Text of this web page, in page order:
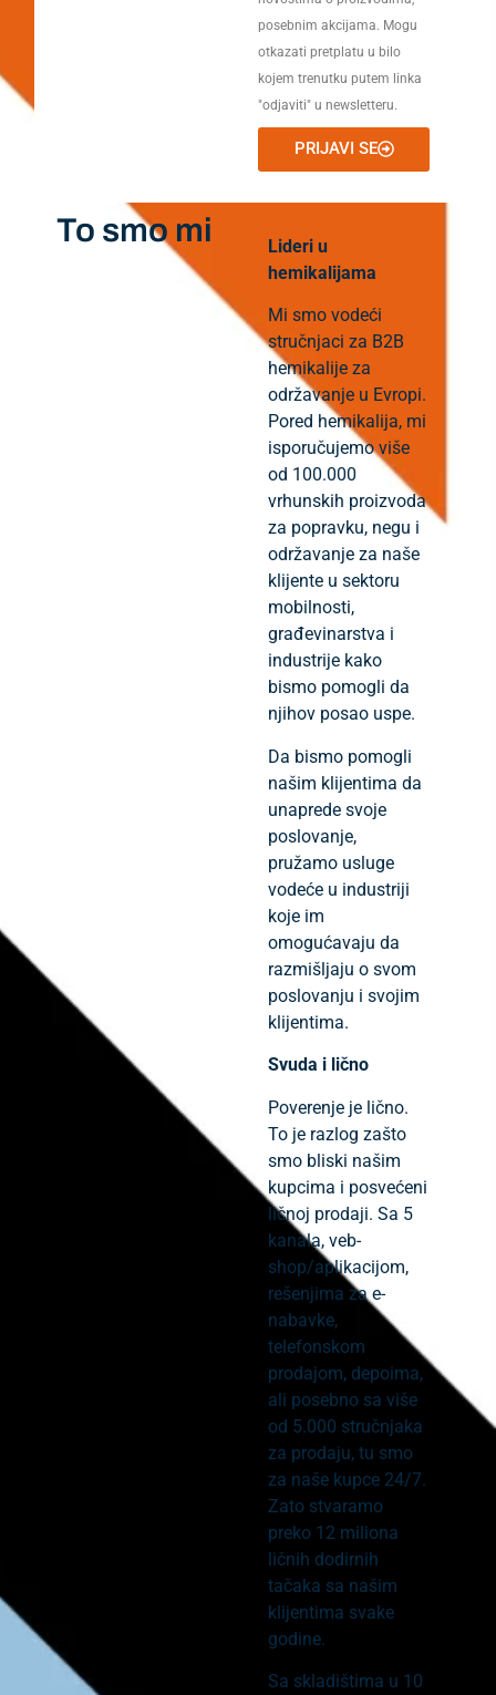
posebnim akcijama. Mogu
otkazati pretplatu u bilo
kojem trenutku putem linka
"odjaviti" u newsletteru.
PRIJAVI SE
To smo mi
Lideri u
hemikalijama
Mi smo vodeći
stručnjaci za B2B
hemikalije za
održavanje u Evropi.
Pored hemikalija, mi
isporučujemo više
od 100.000
vrhunskih proizvoda
za popravku, negu i
održavanje za naše
klijente u sektoru
mobilnosti,
građevinarstva i
industrije kako
bismo pomogli da
njihov posao uspe.
Da bismo pomogli
našim klijentima da
unaprede svoje
poslovanje,
pružamo usluge
vodeće u industriji
koje im
omogućavaju da
razmišljaju o svom
poslovanju i svojim
klijentima.
Svuda i lično
Poverenje je lično.
To je razlog zašto
smo bliski našim
kupcima i posvećeni
ličnoj prodaji.Sa 5
kanala, veb-
shop/aplikacijom,
rešenjima za e-
nabavke,
telefonskom
prodajom, depoima,
ali posebno sa više
od 5.000 stručnjaka
za prodaju, tu smo
za naše kupce 24/7.
Zato stvaramo
preko 12 miliona
ličnih dodirnih
tačaka sa našim
klijentima svake
godine.
Sa skladištima u 10